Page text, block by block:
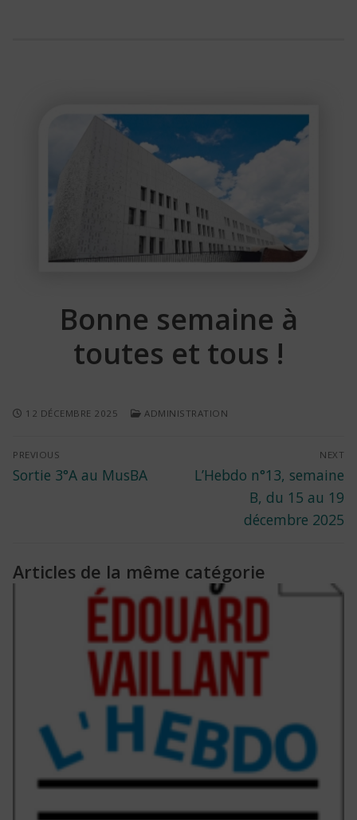
Bonne semaine à
toutes et tous !
12 DÉCEMBRE 2025 ADMINISTRATION
Navigation
de
PREVIOUS
Previous
Sortie 3°A au MusBA
NEXT
Next
L’Hebdo n°13, semaine
B, du 15 au 19
décembre 2025
Articles de la même catégorie